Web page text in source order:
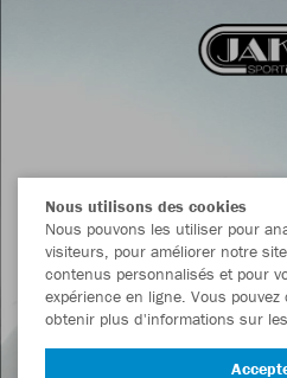
Nous utilisons des cookies
Nous pouvons les utiliser pour
visiteurs, pour améliorer notre
contenus personnalisés et pour
expérience en ligne. Vous
obtenir plus d'informations sur